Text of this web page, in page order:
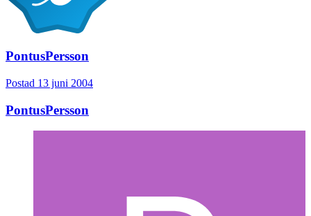
PontusPersson
Postad 13 juni 2004
PontusPersson